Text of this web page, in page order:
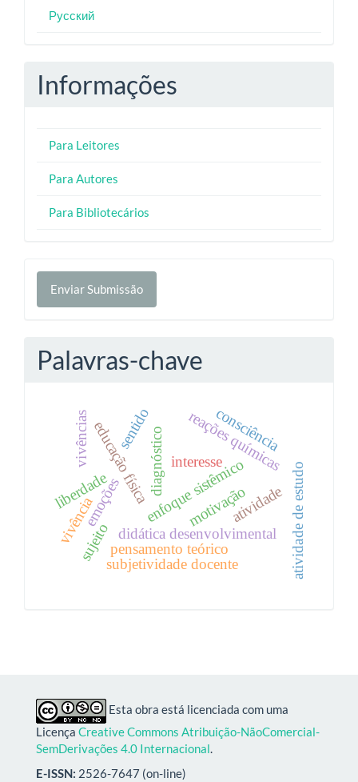
Русский
Informações
Para Leitores
Para Autores
Para Bibliotecários
Enviar
Submissão
Enviar Submissão
Palavras-chave
enfoque sistêmico
diagnóstico reações químicas
didática desenvolvimental
educação física atividade de estudo
sujeito
motivação
interesse
sentido
emoções atividade
consciência
pensamento teórico
liberdade
vivências
subjetividade docente
vivência
Esta obra está licenciada com uma
Licença Creative Commons Atribuição-NãoComercial-
SemDerivações 4.0 Internacional.
E-ISSN: 2526-7647 (on-line)